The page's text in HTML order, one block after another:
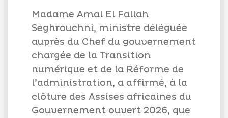
Madame Amal El Fallah
Seghrouchni, ministre déléguée
auprès du Chef du gouvernement
chargée de la Transition
numérique et de la Réforme de
l’administration, a affirmé, à la
clôture des Assises africaines du
Gouvernement ouvert 2026, que